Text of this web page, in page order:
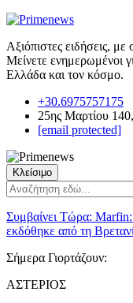
Αξιόπιστες ειδήσεις,
Μείνετε ενημερωμένοι
Ελλάδα και τον κόσμο.
+30.6975757175
25ης Μαρτίου
[email protected]
Κλείσιμο
Συμβαίνει Τώρα: Marfin:
εκδόθηκε από τη
Σήμερα Γιορτάζουν:
ΑΣΤΕΡΙΟΣ